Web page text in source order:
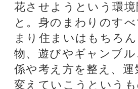
Dr.コパの相性風水
当たると評判の話題の占い師